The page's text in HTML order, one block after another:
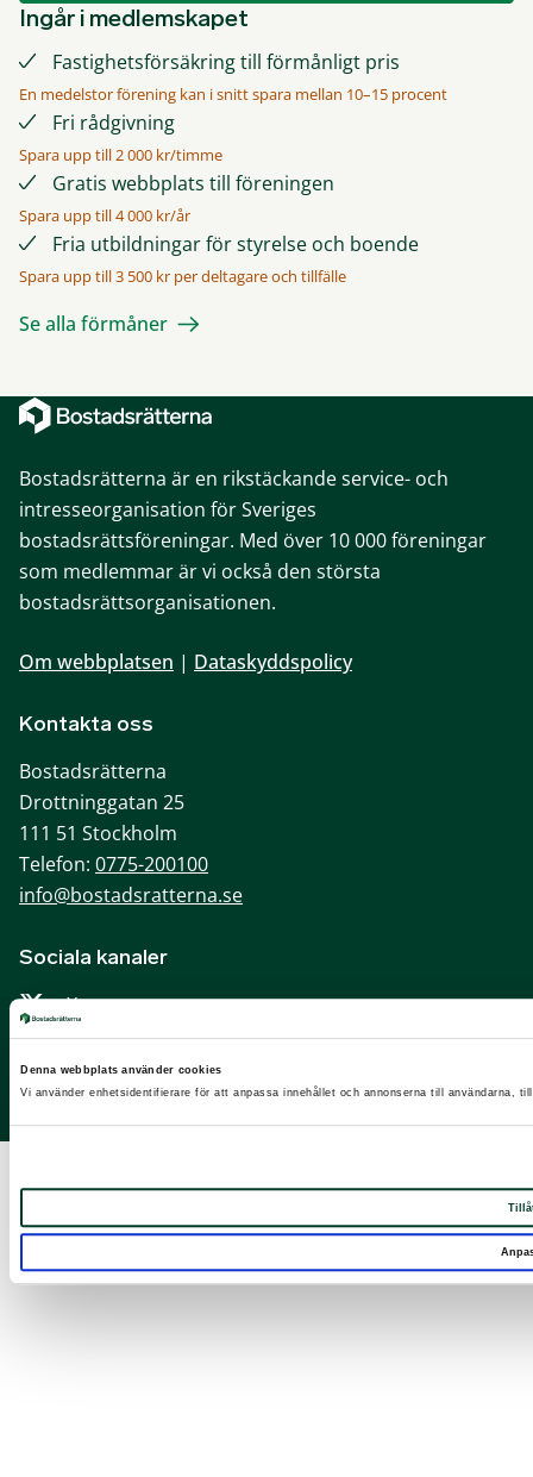
Denna webbplats använder cookies
Vi använder enhetsidentifierare för att anpassa innehållet och annonserna till användarna,
Ingår i medlemskapet
Fastighetsförsäkring till förmånligt pris
En medelstor förening kan i snitt spara mellan 10–15 procent
Fri rådgivning
Spara upp till 2 000 kr/timme
Gratis webbplats till föreningen
Spara upp till 4 000 kr/år
Fria utbildningar för styrelse och boende
Spara upp till 3 500 kr per deltagare och tillfälle
Se alla förmåner
Bostadsrätterna är en rikstäckande service- och
intresseorganisation för Sveriges
bostadsrättsföreningar. Med över 10 000 föreningar
som medlemmar är vi också den största
bostadsrättsorganisationen.
Om webbplatsen | Dataskyddspolicy
Kontakta oss
Bostadsrätterna
Drottninggatan 25
111 51 Stockholm
Telefon: 0775-200100
info@bostadsratterna.se
Sociala kanaler
X
Facebook
LinkedIn
Instagram